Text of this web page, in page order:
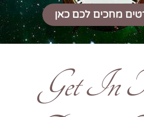
מחכים לכם כאן
Get In